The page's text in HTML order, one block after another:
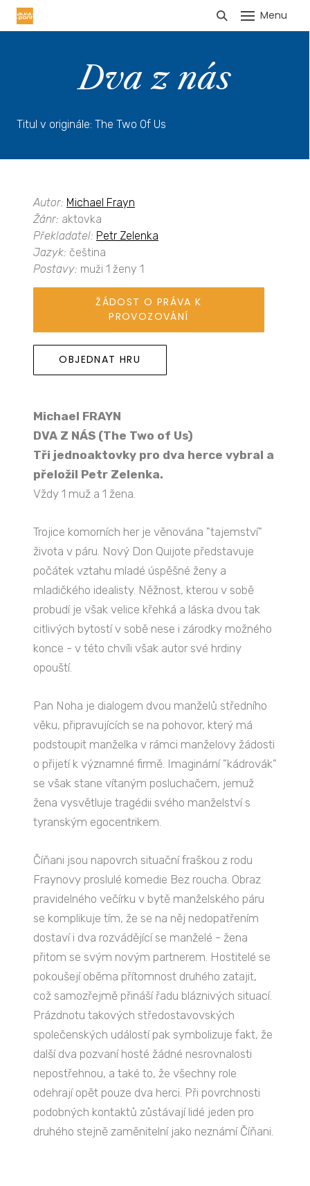
Menu
Dva z nás
Titul v originále: The Two Of Us
Autor: Michael Frayn
Žánr: aktovka
Překladatel: Petr Zelenka
Jazyk: čeština
Postavy: muži 1 ženy 1
ŽÁDOST O PRÁVA K
PROVOZOVÁNÍ
OBJEDNAT HRU
Michael FRAYN
DVA Z NÁS (The Two of Us)
Tři jednoaktovky pro dva herce vybral a
přeložil Petr Zelenka.
Vždy 1 muž a 1 žena.
Trojice komorních her je věnována "tajemství"
života v páru. Nový Don Quijote představuje
počátek vztahu mladé úspěšné ženy a
mladičkého idealisty. Něžnost, kterou v sobě
probudí je však velice křehká a láska dvou tak
citlivých bytostí v sobě nese i zárodky možného
konce - v této chvíli však autor své hrdiny
opouští.
Pan Noha je dialogem dvou manželů středního
věku, připravujících se na pohovor, který má
podstoupit manželka v rámci manželovy žádosti
o přijetí k významné firmě. Imaginární "kádrovák"
se však stane vítaným posluchačem, jemuž
žena vysvětluje tragédii svého manželství s
tyranským egocentrikem.
Číňani jsou napovrch situační fraškou z rodu
Fraynovy proslulé komedie Bez roucha. Obraz
pravidelného večírku v bytě manželského páru
se komplikuje tím, že se na něj nedopatřením
dostaví i dva rozvádějící se manželé - žena
přitom se svým novým partnerem. Hostitelé se
pokoušejí oběma přítomnost druhého zatajit,
což samozřejmě přináší řadu bláznivých situací.
Prázdnotu takových středostavovských
společenských událostí pak symbolizuje fakt, že
další dva pozvaní hosté žádné nesrovnalosti
nepostřehnou, a také to, že všechny role
odehrají opět pouze dva herci. Při povrchnosti
podobných kontaktů zůstávají lidé jeden pro
druhého stejně zaměnitelní jako neznámí Číňani.